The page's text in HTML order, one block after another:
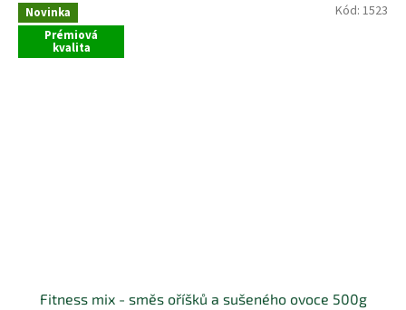
Novinka
Prémiová
kvalita
Fitness mix - směs oříšků a sušeného ovoce 500g
Kód: 1523